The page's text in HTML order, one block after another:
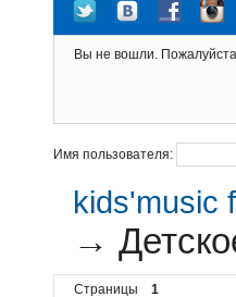
Вы не вошли.
Имя пользователя:
kids'music
→
Страницы 1